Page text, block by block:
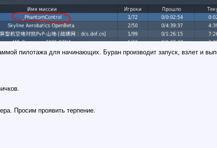
пилотажа для начинающих. Буран производит запуск, взлет и
Просим проявить терпение.